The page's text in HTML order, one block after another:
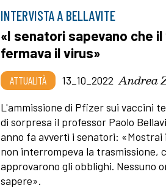
INTERVISTA A BELLAVITE
«I senatori sapevano che
fermava il virus»
ATTUALITÀ 13_10_2022 Andrea
L'ammissione di Pfizer sui vaccini
di sorpresa il professor Paolo
anno fa avvertì i senatori: «Mostrai
non interrompeva la trasmissione,
approvarono gli obblighi. Nessuno
sapere».